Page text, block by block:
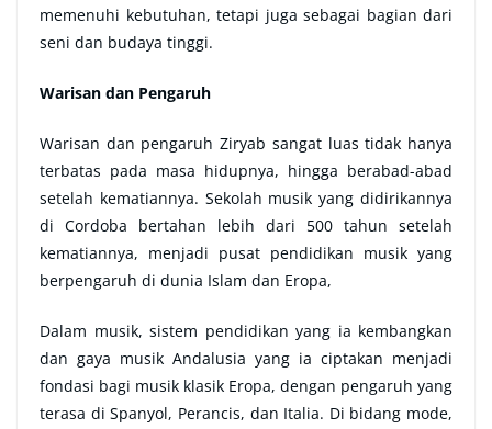
memenuhi kebutuhan, tetapi juga sebagai bagian dari
seni dan budaya tinggi.
Warisan dan Pengaruh
Warisan dan pengaruh Ziryab sangat luas tidak hanya
terbatas pada masa hidupnya, hingga berabad-abad
setelah kematiannya. Sekolah musik yang didirikannya
di Cordoba bertahan lebih dari 500 tahun setelah
kematiannya, menjadi pusat pendidikan musik yang
berpengaruh di dunia Islam dan Eropa,
Dalam musik, sistem pendidikan yang ia kembangkan
dan gaya musik Andalusia yang ia ciptakan menjadi
fondasi bagi musik klasik Eropa, dengan pengaruh yang
terasa di Spanyol, Perancis, dan Italia. Di bidang mode,